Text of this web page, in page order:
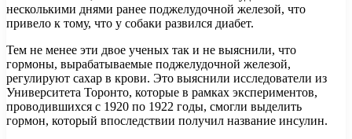
несколькими днями ранее поджелудочной железой, что
привело к тому, что у собаки развился диабет.
Тем не менее эти двое ученых так и не выяснили, что
гормоны, вырабатываемые поджелудочной железой,
регулируют сахар в крови. Это выяснили исследователи из
Университета Торонто, которые в рамках экспериментов,
проводившихся с 1920 по 1922 годы, смогли выделить
гормон, который впоследствии получил название инсулин.